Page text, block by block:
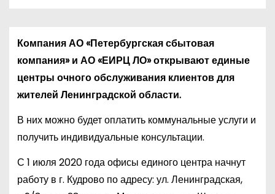
Компания АО «Петербургская сбытовая
компания» и АО «ЕИРЦ ЛО» открывают единые
центры очного обслуживания клиентов для
жителей Ленинградской области.
В них можно будет оплатить коммунальные услуги и
получить индивидуальные консультации.
С 1 июля 2020 года офисы единого центра начнут
работу в г. Кудрово по адресу: ул. Ленинградская,